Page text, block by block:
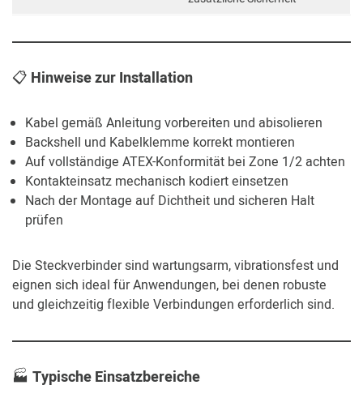
📋 Hinweise zur Installation
Kabel gemäß Anleitung vorbereiten und abisolieren
Backshell und Kabelklemme korrekt montieren
Auf vollständige ATEX-Konformität bei Zone 1/2 achten
Kontakteinsatz mechanisch kodiert einsetzen
Nach der Montage auf Dichtheit und sicheren Halt
prüfen
Die Steckverbinder sind wartungsarm, vibrationsfest und
eignen sich ideal für Anwendungen, bei denen robuste
und gleichzeitig flexible Verbindungen erforderlich sind.
🏭 Typische Einsatzbereiche